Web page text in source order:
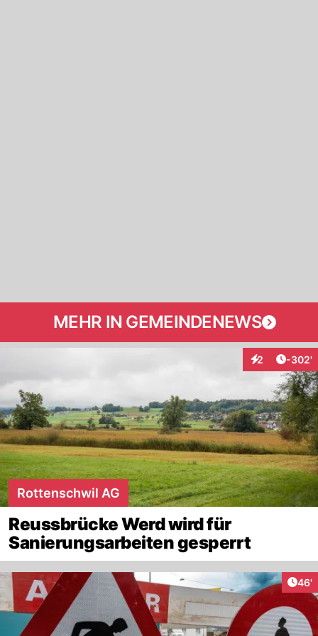
MEHR IN GEMEINDENEWS
2
Interaktionen
-302'
Rottenschwil AG
Reussbrücke Werd wird für
Sanierungsarbeiten gesperrt
46'